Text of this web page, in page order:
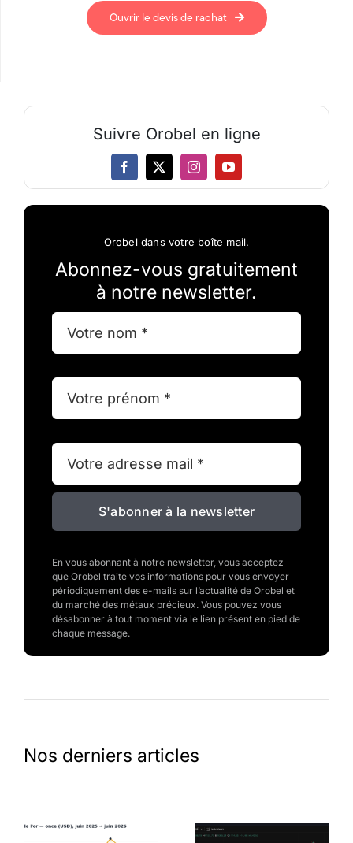
Ouvrir le devis de rachat
Suivre Orobel en ligne
Orobel dans votre boîte mail.
Abonnez-vous gratuitement
à notre newsletter.
S'abonner à la newsletter
En vous abonnant à notre newsletter, vous acceptez
que Orobel traite vos informations pour vous envoyer
périodiquement des e-mails sur l’actualité de Orobel et
du marché des métaux précieux. Vous pouvez vous
désabonner à tout moment via le lien présent en pied de
chaque message.
Nos derniers articles